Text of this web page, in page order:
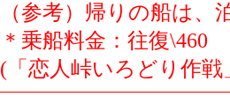
（参考）帰りの船は、
＊乗船料金：往復\460
(「恋人峠いろどり作